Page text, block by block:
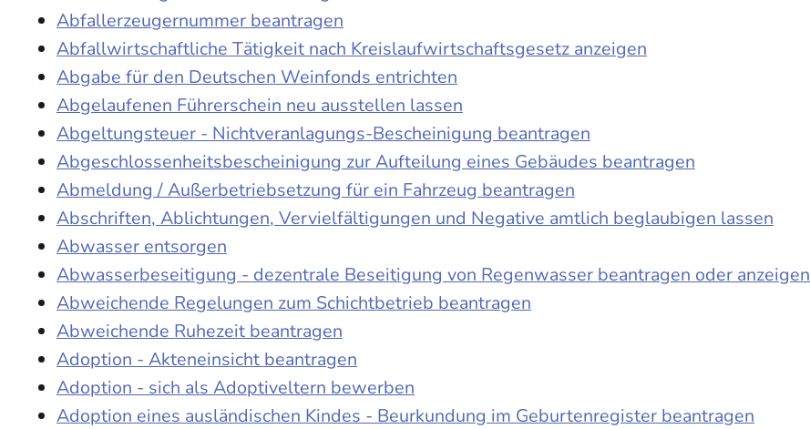
Abfallerzeugernummer beantragen
Abfallwirtschaftliche Tätigkeit nach Kreislaufwirtschaftsgesetz anzeigen
Abgabe für den Deutschen Weinfonds entrichten
Abgelaufenen Führerschein neu ausstellen lassen
Abgeltungsteuer - Nichtveranlagungs-Bescheinigung beantragen
Abgeschlossenheitsbescheinigung zur Aufteilung eines Gebäudes beantragen
Abmeldung / Außerbetriebsetzung für ein Fahrzeug beantragen
Abschriften, Ablichtungen, Vervielfältigungen und Negative amtlich beglaubigen lassen
Abwasser entsorgen
Abwasserbeseitigung - dezentrale Beseitigung von Regenwasser beantragen oder anzeigen
Abweichende Regelungen zum Schichtbetrieb beantragen
Abweichende Ruhezeit beantragen
Adoption - Akteneinsicht beantragen
Adoption - sich als Adoptiveltern bewerben
Adoption eines ausländischen Kindes - Beurkundung im Geburtenregister beantragen